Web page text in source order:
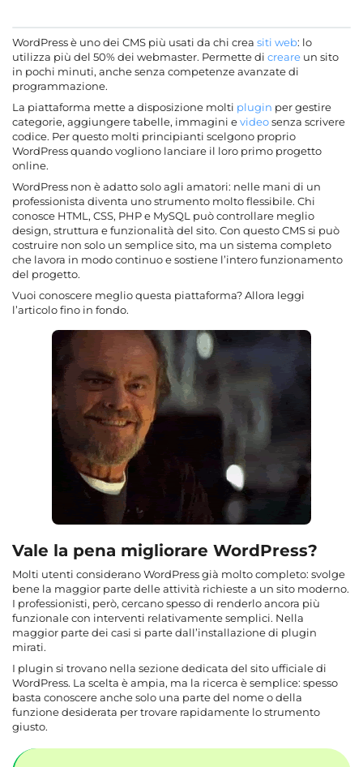
WordPress è uno dei CMS più usati da chi crea siti web: lo
utilizza più del 50% dei webmaster. Permette di creare un sito
in pochi minuti, anche senza competenze avanzate di
programmazione.
La piattaforma mette a disposizione molti plugin per gestire
categorie, aggiungere tabelle, immagini evideosenza scrivere
codice. Per questo molti principianti scelgono proprio
WordPress quando vogliono lanciare il loro primo progetto
online.
WordPress non è adatto solo agli amatori: nelle mani di un
professionista diventa uno strumento molto flessibile. Chi
conosce HTML, CSS, PHP e MySQL può controllare meglio
design, struttura e funzionalità del sito. Con questo CMS si può
costruire non solo un semplice sito, ma un sistema completo
che lavora in modo continuo e sostiene l’intero funzionamento
del progetto.
Vuoi conoscere meglio questa piattaforma? Allora leggi
l’articolo fino in fondo.
Vale la pena migliorare WordPress?
Molti utenti considerano WordPress già molto completo: svolge
bene la maggior parte delle attività richieste a un sito moderno.
I professionisti, però, cercano spesso di renderlo ancora più
funzionale con interventi relativamente semplici. Nella
maggior parte dei casi si parte dall’installazione di plugin
mirati.
I plugin si trovano nella sezione dedicata del sito ufficiale di
WordPress. La scelta è ampia, ma la ricerca è semplice: spesso
basta conoscere anche solo una parte del nome o della
funzione desiderata per trovare rapidamente lo strumento
giusto.